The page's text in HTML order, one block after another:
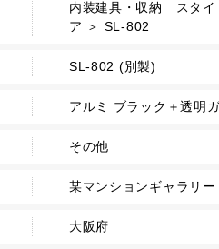
内装建具・収納 スタイ
ア ＞ SL-802
SL-802 (別製)
アルミ ブラック＋透明
その他
某マンションギャラリー
大阪府